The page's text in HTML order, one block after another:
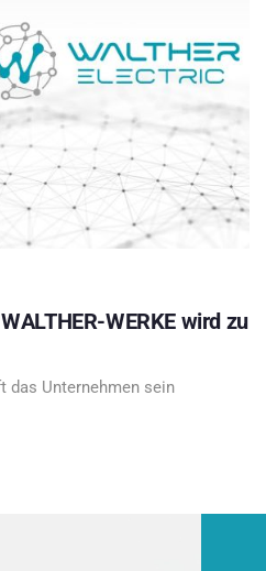
WERKE wird zu
das Unternehmen sein